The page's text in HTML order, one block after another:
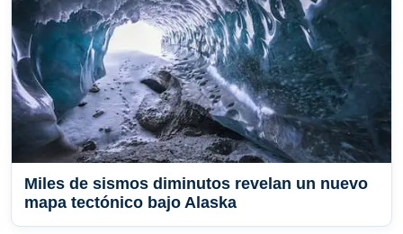
Miles de sismos diminutos revelan un nuevo
mapa tectónico bajo Alaska